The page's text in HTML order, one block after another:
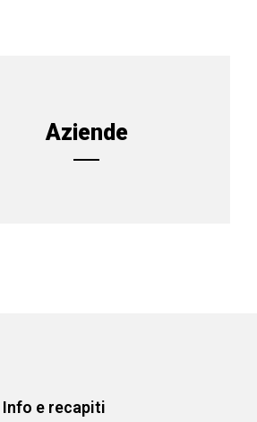
Aziende
Info e recapiti